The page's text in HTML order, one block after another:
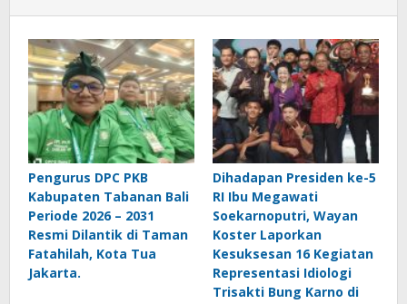
Pengurus DPC PKB
Kabupaten Tabanan Bali
Periode 2026 – 2031
Resmi Dilantik di Taman
Fatahilah, Kota Tua
Jakarta.
Dihadapan Presiden ke-5
RI Ibu Megawati
Soekarnoputri, Wayan
Koster Laporkan
Kesuksesan 16 Kegiatan
Representasi Idiologi
Trisakti Bung Karno di